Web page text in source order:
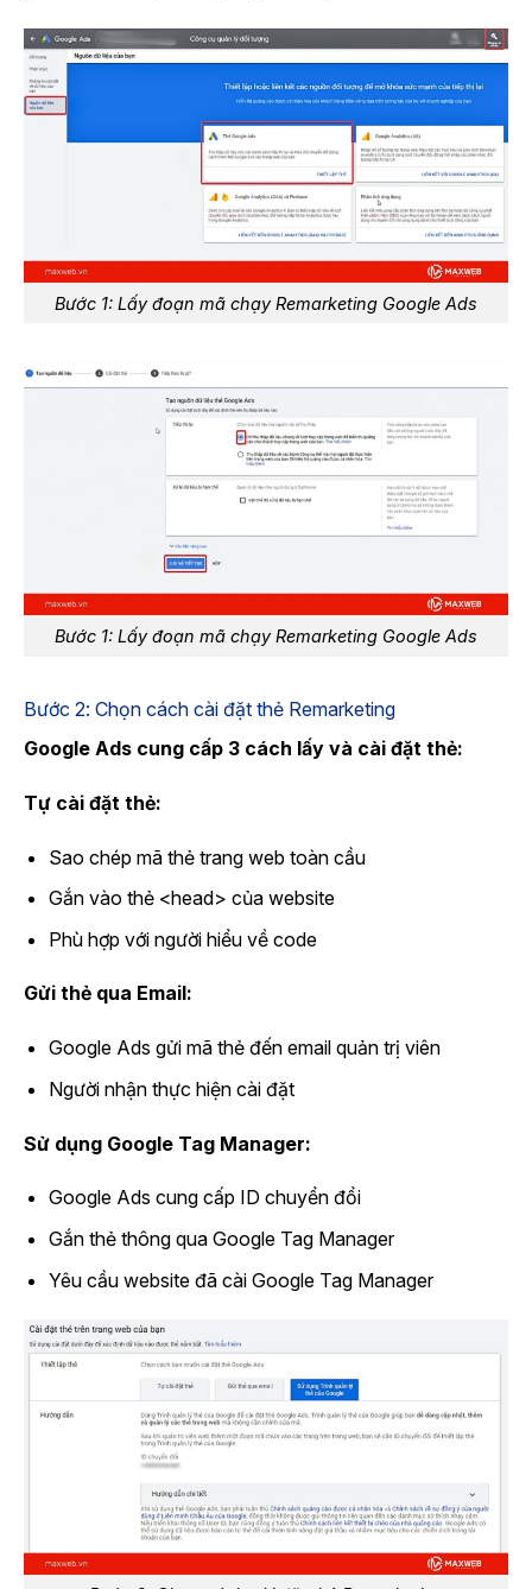
Bước 1: Lấy đoạn mã chạy Remarketing Google Ads​
Bước 1: Lấy đoạn mã chạy Remarketing Google Ads​
Bước 2: Chọn cách cài đặt thẻ Remarketing
Google Ads cung cấp 3 cách lấy và cài đặt thẻ:
Tự cài đặt thẻ:
Sao chép mã thẻ trang web toàn cầu
Gắn vào thẻ <head> của website
Phù hợp với người hiểu về code
Gửi thẻ qua Email:
Google Ads gửi mã thẻ đến email quản trị viên
Người nhận thực hiện cài đặt
Sử dụng Google Tag Manager:
Google Ads cung cấp ID chuyển đổi
Gắn thẻ thông qua Google Tag Manager
Yêu cầu website đã cài Google Tag Manager